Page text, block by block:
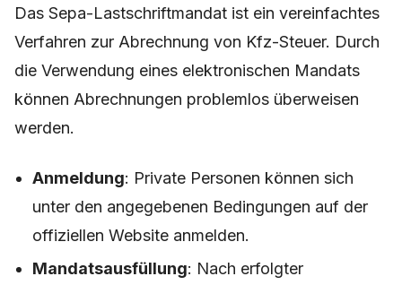
Das Sepa-Lastschriftmandat ist ein vereinfachtes
Verfahren zur Abrechnung von Kfz-Steuer. Durch
die Verwendung eines elektronischen Mandats
können Abrechnungen problemlos überweisen
werden.
Anmeldung: Private Personen können sich
unter den angegebenen Bedingungen auf der
offiziellen Website anmelden.
Mandatsausfüllung: Nach erfolgter